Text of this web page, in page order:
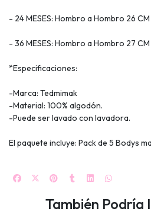
- 24 MESES: Hombro a Hombro 26
- 36 MESES: Hombro a Hombro 27
*Especificaciones:
-Marca: Tedmimak
-Material: 100% algodón.
-Puede ser lavado con lavadora.
El paquete incluye: Pack de 5 Bodys
También